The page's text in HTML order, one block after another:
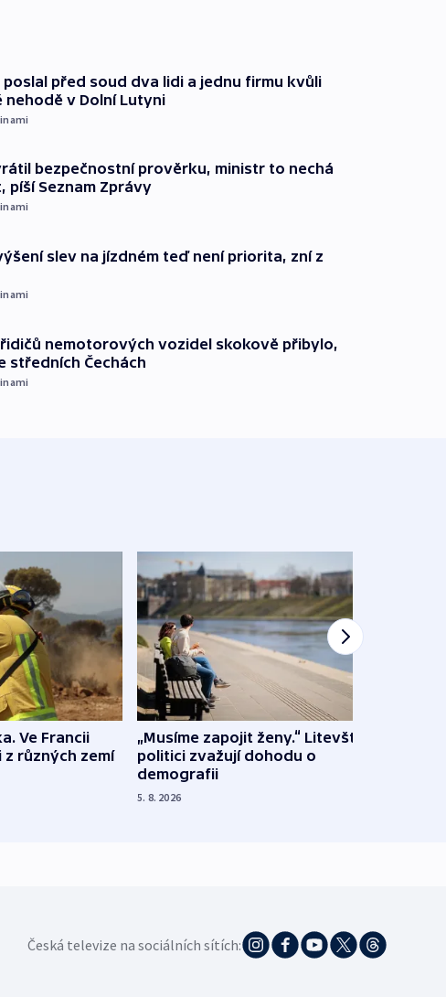
poslal před soud dva lidi a jednu firmu kvůli
nehodě v Dolní Lutyni
bezpečnostní prověrku, ministr to nechá
píší Seznam Zprávy
slev na jízdném teď není priorita, zní z
nemotorových vozidel skokově přibylo,
středních Čechách
Ve Francii
z různých zemí
„Musíme zapojit ženy.“ Litevští
politici zvažují dohodu o
demografii
5. 8. 2026
Česká televize na sociálních sítích: